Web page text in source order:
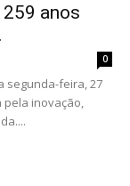
anos
0
segunda-feira, 27
inovação,